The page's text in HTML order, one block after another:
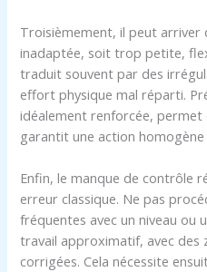
Troisièmement, il peut arriver
inadaptée, soit trop petite,
traduit souvent par des
effort physique mal réparti.
idéalement renforcée, permet
garantit une action homogène
Enfin, le manque de contrôle
erreur classique. Ne pas
fréquentes avec un niveau ou
travail approximatif, avec des
corrigées. Cela nécessite